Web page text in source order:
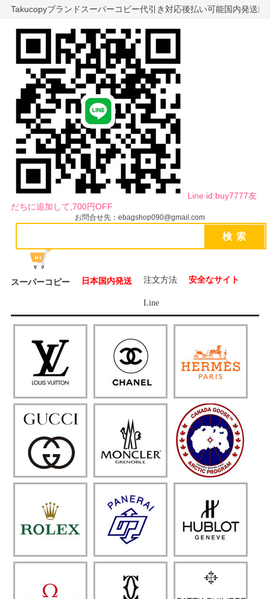
Takucopyブランドスーパーコピー代引き対応後払い可能国内発送
Line id:buy7777友
だちに追加して,700円OFF
お問合せ先：ebagshop090@gmail.com
スーパーコピー 日本国内発送 注文方法 安全なサイト
Line